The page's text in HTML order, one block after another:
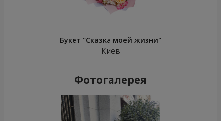
Букет "Сказка моей жизни"
Киев
Фотогалерея